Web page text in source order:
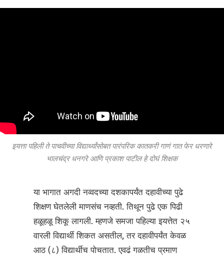
इयत्ता पहिली ते पाचवीच्या विद्यार्थ्यांसोबत पारंपरिक कातकरी गाणं गात फेर धरणारे
भालचंद्र धनगरे आणि प्रकाश पाटील हे दोघं शिक्षक
या भागात अगदी नव्वदच्या दशकापर्यंत दहावीच्या पुढे
शिक्षण घेतलेली माणसंच नव्हती. तिथून पुढे एक पिढी
हळूहळू शिकू लागली. म्हणजे समजा पहिल्या इयत्तेत २५
वारली विद्यार्थी शिकत असतील, तर दहावीपर्यंत केवळ
आठ (८) विद्यार्थीच पोचतात. एवढं गळतीच प्रमाण